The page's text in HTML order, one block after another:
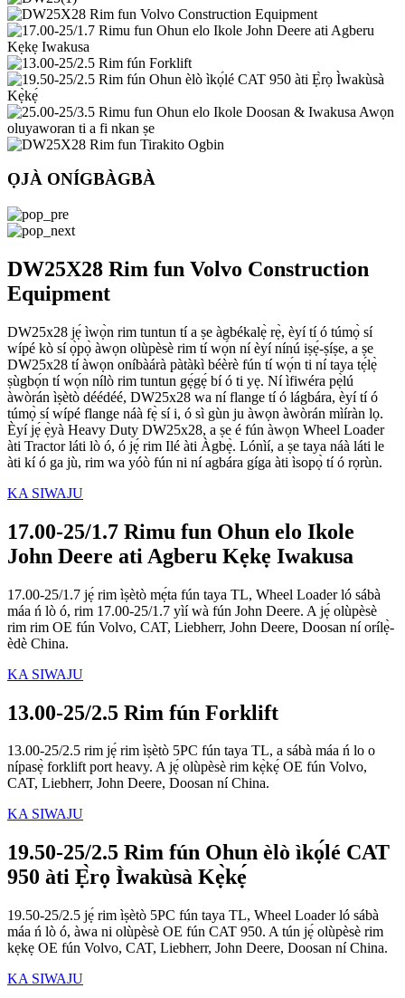
ỌJÀ ONÍGBÀGBÀ
DW25X28 Rim fun Volvo Construction
Equipment
DW25x28 jẹ́ ìwọ̀n rim tuntun tí a ṣe àgbékalẹ̀ rẹ̀, èyí tí ó túmọ̀ sí
wípé kò sí ọ̀pọ̀ àwọn olùpèsè rim tí wọ́n ní èyí nínú iṣẹ́-ṣíṣe, a ṣe
DW25x28 tí àwọn oníbàárà pàtàkì béèrè fún tí wọ́n ti ní taya tẹ́lẹ̀
ṣùgbọ́n tí wọ́n nílò rim tuntun gẹ́gẹ́ bí ó ti yẹ. Ní ìfiwéra pẹ̀lú
àwòrán ìṣètò déédéé, DW25x28 wa ní flange tí ó lágbára, èyí tí ó
túmọ̀ sí wípé flange náà fẹ̀ sí i, ó sì gùn ju àwọn àwòrán mìíràn lọ.
Èyí jẹ́ ẹ̀yà Heavy Duty DW25x28, a ṣe é fún àwọn Wheel Loader
àti Tractor láti lò ó, ó jẹ́ rim Ilé àti Àgbẹ̀. Lónìí, a ṣe taya náà láti le
àti kí ó ga jù, rim wa yóò fún ni ní agbára gíga àti ìsopọ̀ tí ó rọrùn.
KA SIWAJU
17.00-25/1.7 Rimu fun Ohun elo Ikole
John Deere ati Agberu Kẹkẹ Iwakusa
17.00-25/1.7 jẹ́ rim ìṣètò mẹ́ta fún taya TL, Wheel Loader ló sábà
máa ń lò ó, rim 17.00-25/1.7 yìí wà fún John Deere. A jẹ́ olùpèsè
rim rim OE fún Volvo, CAT, Liebherr, John Deere, Doosan ní orílẹ̀-
èdè China.
KA SIWAJU
13.00-25/2.5 Rim fún Forklift
13.00-25/2.5 rim jẹ́ rim ìṣètò 5PC fún taya TL, a sábà máa ń lo o
nípasẹ̀ forklift port heavy. A jẹ́ olùpèsè rim kẹ̀kẹ́ OE fún Volvo,
CAT, Liebherr, John Deere, Doosan ní China.
KA SIWAJU
19.50-25/2.5 Rim fún Ohun èlò ìkọ́lé CAT
950 àti Ẹ̀rọ Ìwakùsà Kẹ̀kẹ́
19.50-25/2.5 jẹ́ rim ìṣètò 5PC fún taya TL, Wheel Loader ló sábà
máa ń lò ó, àwa ni olùpèsè OE fún CAT 950. A tún jẹ́ olùpèsè rim
kẹkẹ OE fún Volvo, CAT, Liebherr, John Deere, Doosan ní China.
KA SIWAJU